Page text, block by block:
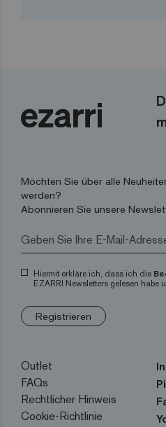
Möchten Sie über alle
werden?
Abonnieren Sie unsere
Hiermit erkläre ich, dass ich die
EZARRI Newsletters gelesen habe
Registrieren
Outlet
FAQs
Rechtlicher Hinweis
Cookie-Richtlinie